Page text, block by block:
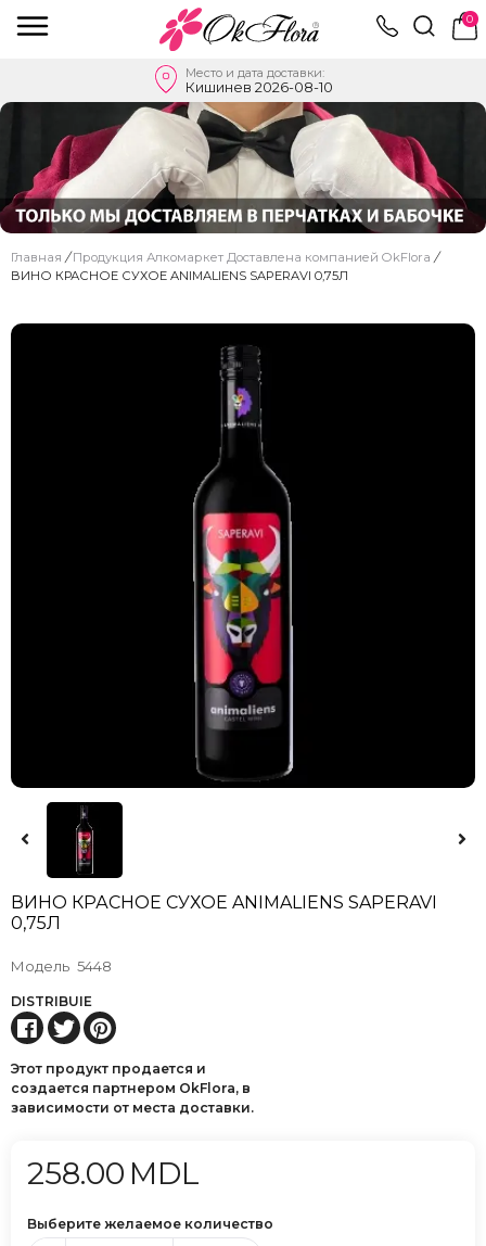
0
Место и дата доставки:
Кишинев 2026-08-10
Главная / Продукция Алкомаркет Доставлена ​​компанией OkFlora /
ВИНО КРАСНОЕ СУХОЕ ANIMALIENS SAPERAVI 0,75Л
ВИНО КРАСНОЕ СУХОЕ ANIMALIENS SAPERAVI
0,75Л
Модель 5448
DISTRIBUIE
Этот продукт продается и
создается партнером OkFlora, в
зависимости от места доставки.
258.00 MDL
Выберите желаемое количество